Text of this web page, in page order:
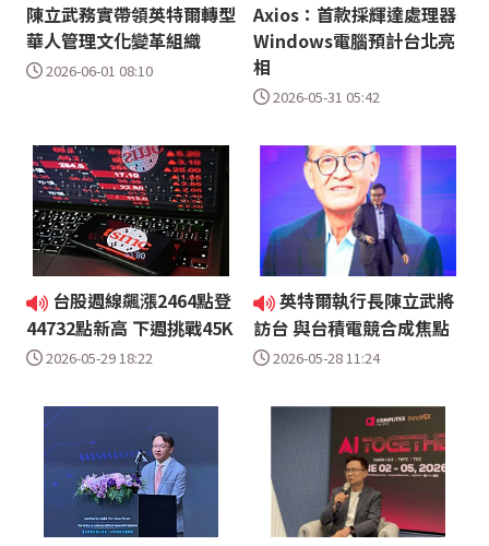
陳立武務實帶領英特爾轉型
華人管理文化變革組織
2026-06-01 08:10
Axios：首款採輝達處理器
Windows電腦預計台北亮
相
2026-05-31 05:42
台股週線飆漲2464點登
44732點新高 下週挑戰45K
2026-05-29 18:22
英特爾執行長陳立武將
訪台 與台積電競合成焦點
2026-05-28 11:24